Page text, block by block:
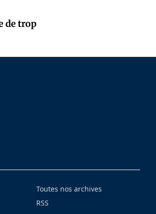
de trop
Toutes nos archives
RSS